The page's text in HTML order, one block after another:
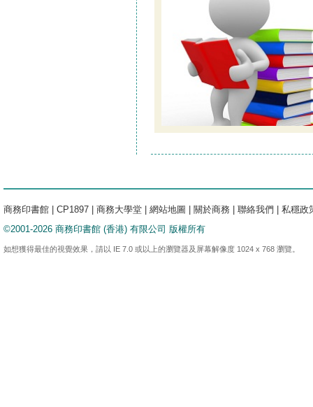
商務印書館 CP1897 商務大學堂 網站地圖 關於商務 聯絡我們
私穩政
©2001-2026 商務印書館 (香港) 有限公司 版權所有
如想獲得最佳的視覺效果，請以 IE 7.0 或以上的瀏覽器及屏幕解像度 1024 x 768 瀏覽。